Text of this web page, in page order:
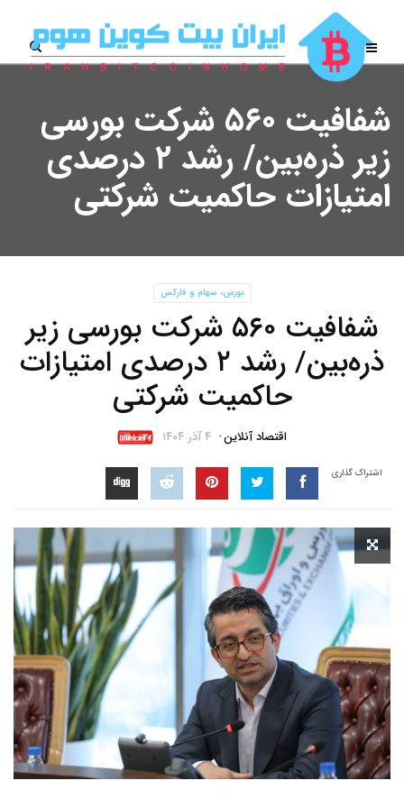
شفافیت ۵۶۰ شرکت بورسی
زیر ذره‌بین/ رشد ۲ درصدی
امتیازات حاکمیت شرکتی
بورس، سهام و فارکس
شفافیت ۵۶۰ شرکت بورسی زیر
ذره‌بین/ رشد ۲ درصدی امتیازات
حاکمیت شرکتی
اقتصاد آنلاین ۴ آذر ۱۴۰۴
اشتراک گذاری